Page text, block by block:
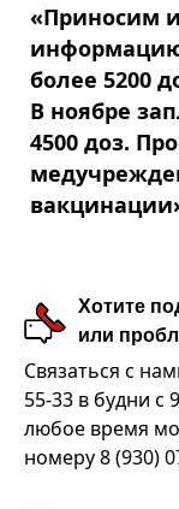
«Приносим
более 5200
В ноябре
4500 доз.
Хотите
или
Связаться с
55-33 в будни с
любое время
номеру 8 (930)